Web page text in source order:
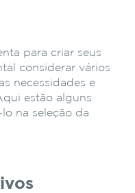
para criar seus
considerar vários
necessidades e
estão alguns
na seleção da